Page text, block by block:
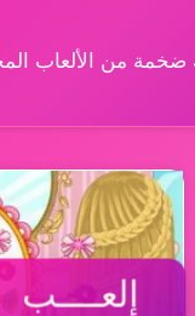
من الألعاب
إلعــــب